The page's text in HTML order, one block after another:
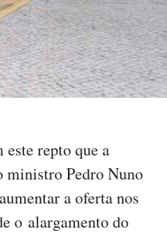
repto que a
ministro Pedro Nuno
a oferta nos
o alargamento do